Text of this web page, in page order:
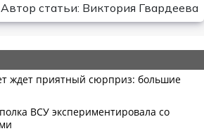
Автор статьи: Виктория Гвардеева